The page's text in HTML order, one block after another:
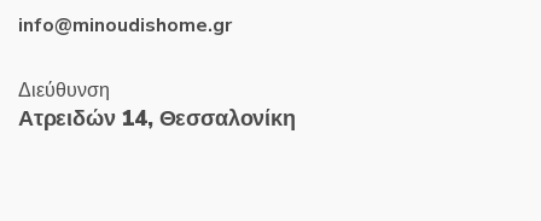
info@minoudishome.gr
Διεύθυνση
Ατρειδών 14, Θεσσαλονίκη